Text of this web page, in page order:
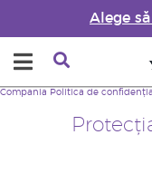
Alege
Compania Politica de